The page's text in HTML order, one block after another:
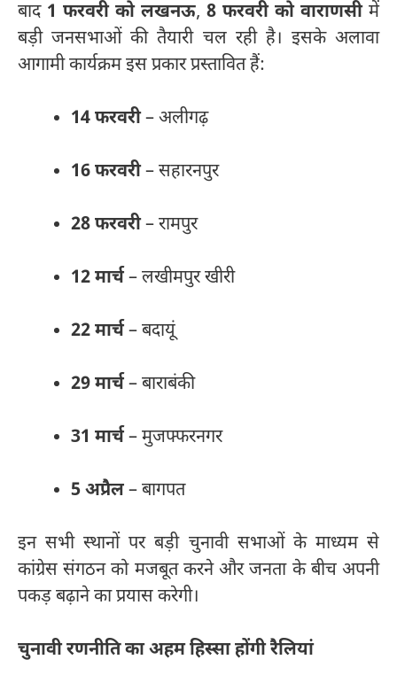
बाद 1 फरवरी को लखनऊ, 8 फरवरी को वाराणसीमें
बड़ी जनसभाओं की तैयारी चल रही है। इसके अलावा
आगामी कार्यक्रम इस प्रकार प्रस्तावित हैं:
14 फरवरी– अलीगढ़
16 फरवरी– सहारनपुर
28 फरवरी– रामपुर
12 मार्च– लखीमपुर खीरी
22 मार्च– बदायूं
29 मार्च– बाराबंकी
31 मार्च– मुजफ्फरनगर
5 अप्रैल– बागपत
इन सभी स्थानों पर बड़ी चुनावी सभाओं के माध्यम से
कांग्रेस संगठन को मजबूत करने और जनता के बीच अपनी
पकड़ बढ़ाने का प्रयास करेगी।
चुनावी रणनीति का अहम हिस्सा होंगी रैलियां